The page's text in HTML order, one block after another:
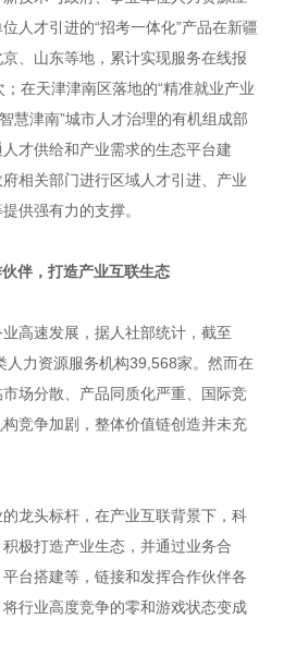
人才引进的“招考一体化”产品在新疆
、山东等地，累计实现服务在线报
在天津津南区落地的“精准就业产业
慧津南”城市人才治理的有机组成部
才供给和产业需求的生态平台建
相关部门进行区域人才引进、产业
供强有力的支撑。
伴，打造产业互联生态
高速发展，据人社部统计，截至
人力资源服务机构39,568家。然而在
场分散、产品同质化严重、国际竞
竞争加剧，整体价值链创造并未充
龙头标杆，在产业互联背景下，科
极打造产业生态，并通过业务合
台搭建等，链接和发挥合作伙伴各
行业高度竞争的零和游戏状态变成